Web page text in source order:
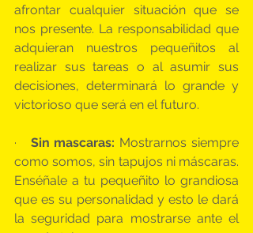
afrontar cualquier situación que se
nos presente. La responsabilidad que
adquieran nuestros pequeñitos al
realizar sus tareas o al asumir sus
decisiones, determinará lo grande y
victorioso que será en el futuro.
· Sin mascaras: Mostrarnos siempre
como somos, sin tapujos ni máscaras.
Enséñale a tu pequeñito lo grandiosa
que es su personalidad y esto le dará
la seguridad para mostrarse ante el